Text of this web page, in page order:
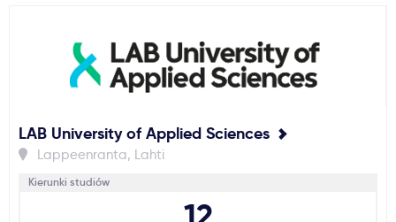
LAB University of Applied Sciences
Lappeenranta, Lahti
Kierunki studiów